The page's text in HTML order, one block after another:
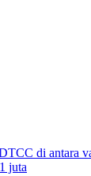
di antara
juta